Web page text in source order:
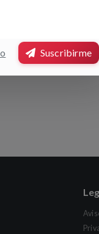
Suscribirme